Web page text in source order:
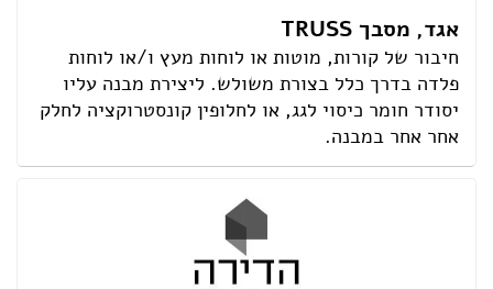
אגד, מסבך TRUSS
חיבור של קורות, מוטות או לוחות מעץ ו/או לוחות
פלדה בדרך כלל בצורת משולש. ליצירת מבנה עליו
יסודר חומר כיסוי לגג, או לחלופין קונסטרוקציה לחלק
אחר אחר במבנה.